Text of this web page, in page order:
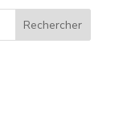
Rechercher